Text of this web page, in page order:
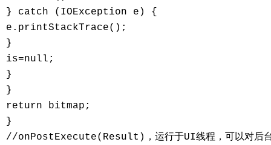
} catch (IOException e) {
e.printStackTrace();
}
is=null;
}
}
return bitmap;
}
//onPostExecute(Result)，运行于UI线程，可以对后台